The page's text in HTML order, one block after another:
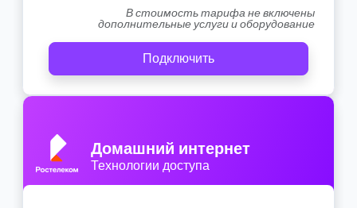
В стоимость тарифа не включены
дополнительные услуги и оборудование
Подключить
Домашний интернет
Технологии доступа